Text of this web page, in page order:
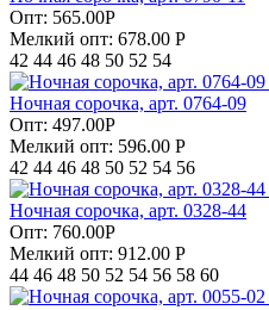
Опт: 565.00Р
Мелкий опт: 678.00 Р
42 44 46 48 50 52 54
Ночная сорочка, арт. 0764-09
Опт: 497.00Р
Мелкий опт: 596.00 Р
42 44 46 48 50 52 54 56
Ночная сорочка, арт. 0328-44
Опт: 760.00Р
Мелкий опт: 912.00 Р
44 46 48 50 52 54 56 58 60